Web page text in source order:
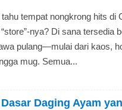
tempat nongkrong hits di
nya? Di sana tersedia
pulang—mulai dari kaos,
mug. Semua...
Daging Ayam